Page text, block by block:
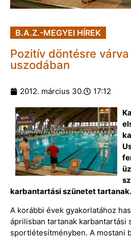
B.A.Z.-MEGYEI HÍREK
Pozitív döntésre
uszodában
2012. március 30. 17:12
karbantartási szünetet tartanak.
A korábbi évek gyakorlatához
áprilisban tartanak karbantartási
sportlétesítményben. A mostani